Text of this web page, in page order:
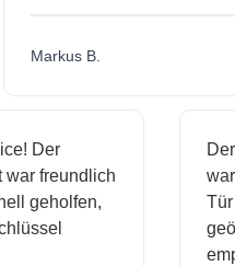
Markus B.
Der
war freundlich
geholfen,